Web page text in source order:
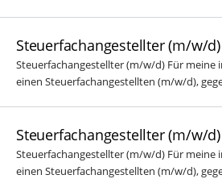
Steuerfachangestellter (m/w/d)
Steuerfachangestellter (m/w/d) Für meine
einen Steuerfachangestellten (m/w/d),
Steuerfachangestellter (m/w/d)
Steuerfachangestellter (m/w/d) Für meine
einen Steuerfachangestellten (m/w/d),